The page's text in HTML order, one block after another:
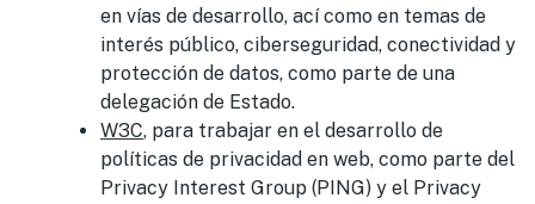
en vías de desarrollo, ací como en temas de
interés público, ciberseguridad, conectividad y
protección de datos, como parte de una
delegación de Estado.
W3C, para trabajar en el desarrollo de
políticas de privacidad en web, como parte del
Privacy Interest Group (PING) y el Privacy